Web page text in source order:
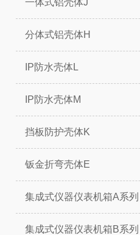
一体式铝壳体J
分体式铝壳体H
IP防水壳体L
IP防水壳体M
挡板防护壳体K
钣金折弯壳体E
集成式仪器仪表机箱A系列
集成式仪器仪表机箱B系列